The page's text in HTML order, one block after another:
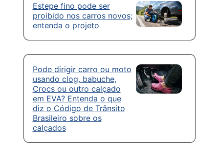
Estepe fino pode ser
proibido nos carros novos;
entenda o projeto
Pode dirigir carro ou moto
usando clog, babuche,
Crocs ou outro calçado
em EVA? Entenda o que
diz o Código de Trânsito
Brasileiro sobre os
calçados